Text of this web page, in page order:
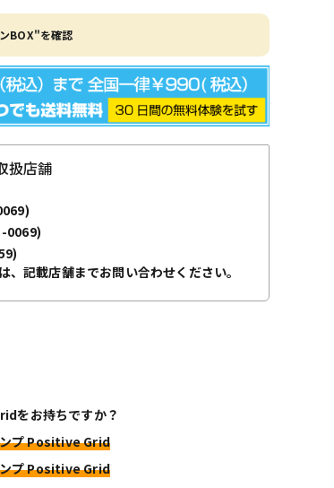
BOX"を確認
扱店舗
0069)
記載店舗までお問い合わせください。
をお持ちですか？
プ Positive Grid
プ Positive Grid